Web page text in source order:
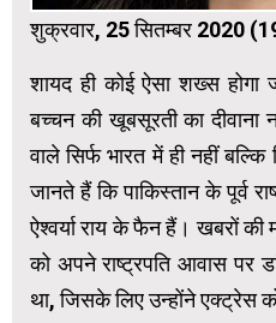
शुक्रवार, 25 सितम्बर 2020
शायद ही कोई ऐसा शख्स होगा
बच्चन की खूबसूरती का दीवाना
वाले सिर्फ भारत में ही नहीं
जानते हैं कि पाकिस्तान के पूर्व
ऐश्वर्या राय के फैन हैं। खबरों की
को अपने राष्ट्रपति आवास पर
था, जिसके लिए उन्होंने एक्ट्रेस